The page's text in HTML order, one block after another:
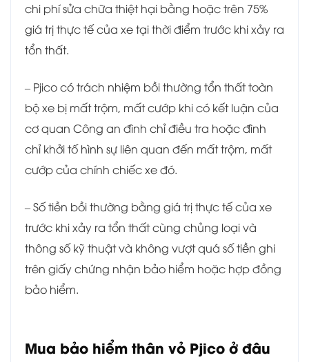
chi phí sửa chữa thiệt hại bằng hoặc trên 75%
giá trị thực tế của xe tại thời điểm trước khi xảy ra
tổn thất.
– Pjico có trách nhiệm bồi thường tổn thất toàn
bộ xe bị mất trộm, mất cướp khi có kết luận của
cơ quan Công an đình chỉ điều tra hoặc đình
chỉ khởi tố hình sự liên quan đến mất trộm, mất
cướp của chính chiếc xe đó.
– Số tiền bồi thường bằng giá trị thực tế của xe
trước khi xảy ra tổn thất cùng chủng loại và
thông số kỹ thuật và không vượt quá số tiền ghi
trên giấy chứng nhận bảo hiểm hoặc hợp đồng
bảo hiểm.
Mua bảo hiểm thân vỏ Pjico ở đâu